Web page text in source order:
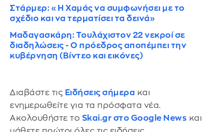
Στάρμερ: «Η Χαμάς να συμφωνήσει με το
σχέδιο και να τερματίσει τα δεινά»
Μαδαγασκάρη: Τουλάχιστον 22 νεκροί σε
διαδηλώσεις - Ο πρόεδρος αποπέμπει την
κυβέρνηση (Βίντεο και εικόνες)
Διαβάστε τις Ειδήσεις σήμερα και
ενημερωθείτε για τα πρόσφατα νέα.
Ακολουθήστε το Skai.gr στο Google News και